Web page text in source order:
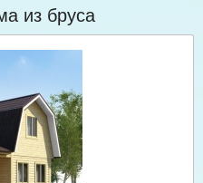
из бруса